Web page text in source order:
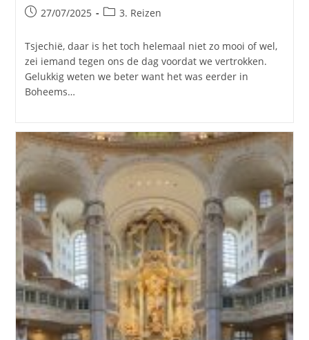
Bericht
op:
27/07/2025 Berichtcategorie:
3. Reizen
Tsjechië, daar is het toch helemaal niet zo mooi of wel,
zei iemand tegen ons de dag voordat we vertrokken.
Gelukkig weten we beter want het was eerder in
Boheems…